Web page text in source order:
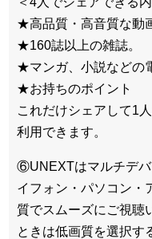
★高品質・高音質な動
★160誌以上の雑誌。
★マンガ、小説などの
★お持ちのポイント
これだけシェアして1
利用できます。
⑥UNEXTはマルチデ
イフォン・パソコン・
質でスムーズにご視聴
ときは低画質を選択す